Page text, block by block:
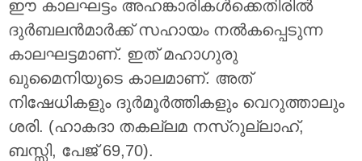
ഈ കാലഘട്ടം അഹങ്കാരികൾക്കെതിരിൽ
ദുർബലൻമാർക്ക് സഹായം നൽകപ്പെടുന്ന
കാലഘട്ടമാണ്. ഇത് മഹാഗുരു
ഖുമൈനിയുടെ കാലമാണ്. അത്
നിഷേധികളും ദുർമൂർത്തികളും വെറുത്താലും
ശരി. (ഹാകദാ തകല്ലമ നസ്‌റുല്ലാഹ്,
ബസ്സി, പേജ് 69,70).